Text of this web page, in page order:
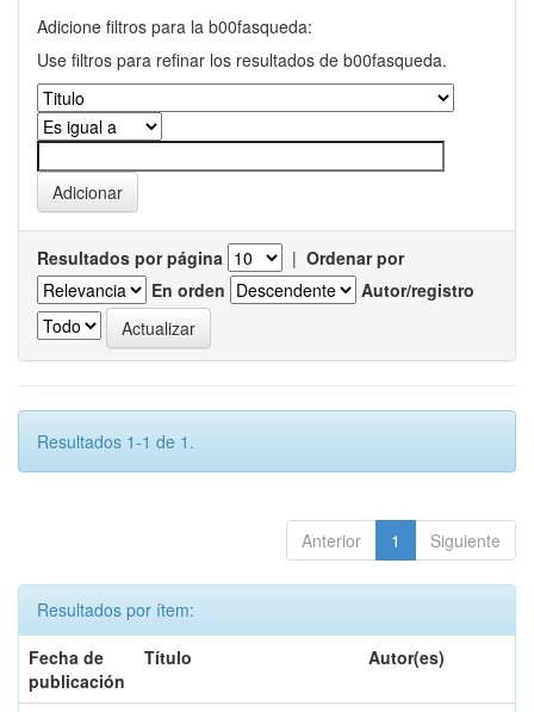
Adicione filtros para la b00fasqueda:
Use filtros para refinar los resultados de b00fasqueda.
Resultados por página | Ordenar por
En orden
Autor/registro
Resultados 1-1 de 1.
Anterior 1 Siguiente
Resultados por ítem:
Fecha de
publicación
Título Autor(es)